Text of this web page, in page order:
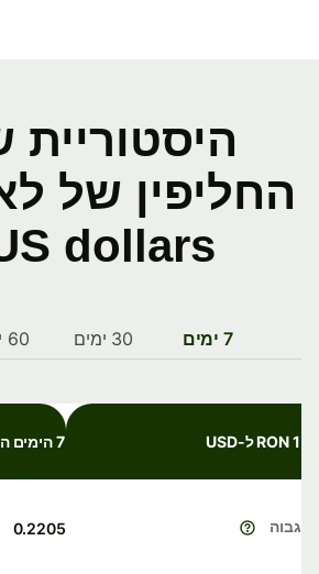
היסטוריית
החליפין של
dollars
7 ימים 30 ימים 60 ימים
1 RON ל-USD 7 הימים האחרונים
גבוה 0.2205